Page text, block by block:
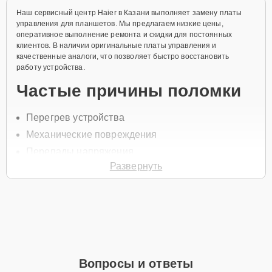
Наш сервисный центр Haier в Казани выполняет замену платы
управления для планшетов. Мы предлагаем низкие цены,
оперативное выполнение ремонта и скидки для постоянных
клиентов. В наличии оригинальные платы управления и
качественные аналоги, что позволяет быстро восстановить
работу устройства.
Частые причины поломки
Перегрев устройства
Механические повреждения
Коррозия из-за попадания влаги
Главные особенности
Развернуть
Вопросы и ответы